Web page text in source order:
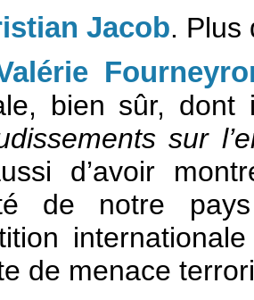
Jacob. Plus
bien sûr,
sur
d’avoir
de notre
de menace